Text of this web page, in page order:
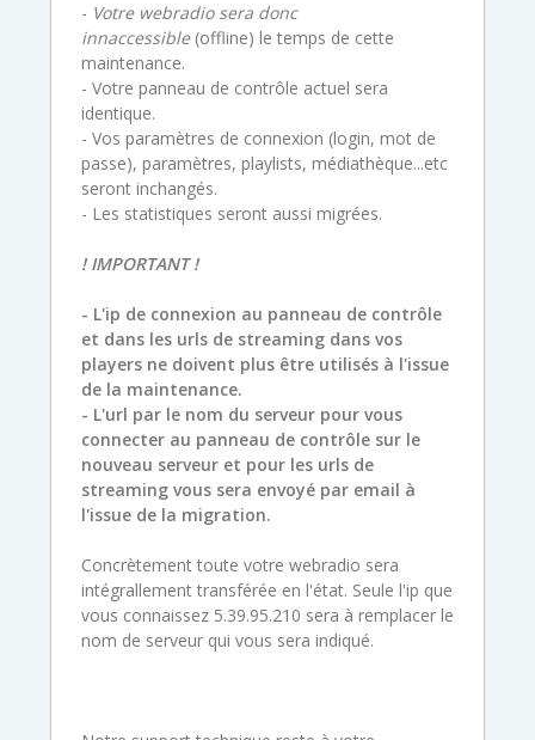
- Votre webradio sera donc
innaccessible(offline) le temps de cette
maintenance.
- Votre panneau de contrôle actuel sera
identique.
- Vos paramètres de connexion (login, mot de
passe), paramètres, playlists, médiathèque...etc
seront inchangés.
- Les statistiques seront aussi migrées.
! IMPORTANT !
- L'ip de connexion au panneau de contrôle
et dans les urls de streaming dans vos
players ne doivent plus être utilisésà l'issue
de la maintenance.
- L'url par le nom du serveur pour vous
connecter au panneau de contrôle sur le
nouveau serveur et pour les urls de
streaming vous sera envoyé par email à
l'issue de la migration.
Concrètement toute votre webradio sera
intégrallement transférée en l'état. Seule l'ip que
vous connaissez 5.39.95.210 sera à remplacer le
nom de serveur qui vous sera indiqué.